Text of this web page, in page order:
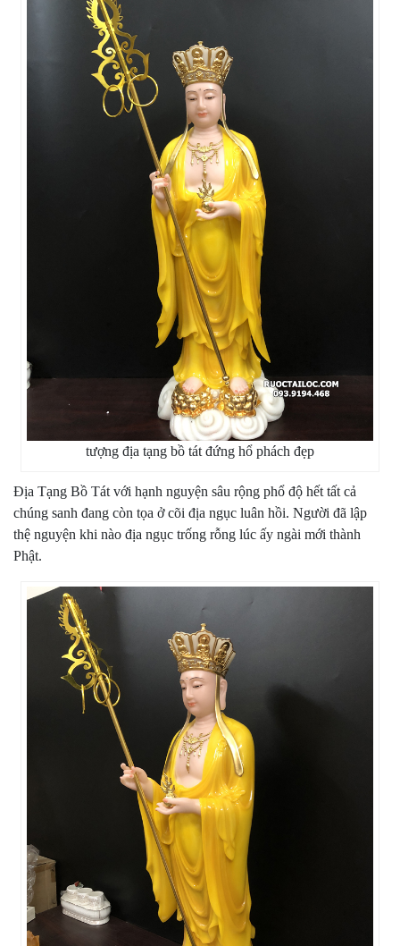
tượng địa tạng bồ tát đứng hổ phách đẹp
Địa Tạng Bồ Tát với hạnh nguyện sâu rộng phổ độ hết tất cả
chúng sanh đang còn tọa ở cõi địa ngục luân hồi. Người đã lập
thệ nguyện khi nào địa ngục trống rỗng lúc ấy ngài mới thành
Phật.